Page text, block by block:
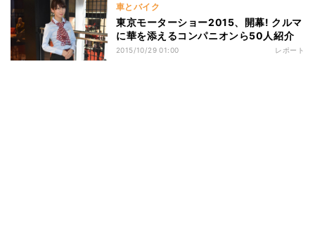
車とバイク
東京モーターショー2015、開幕! クルマ
に華を添えるコンパニオンら50人紹介
2015/10/29 01:00 レポート